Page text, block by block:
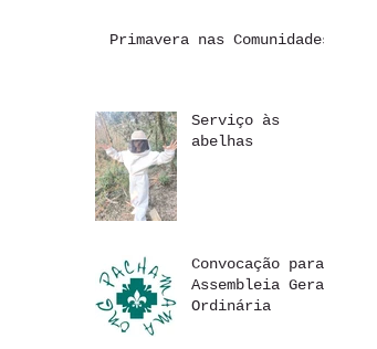
Primavera nas Comunidades
Serviço às
abelhas
Convocação para
Assembleia Geral
Ordinária